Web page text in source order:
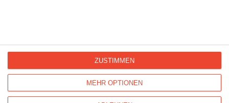
MEHR OPTIONEN
ZUSTIMMEN
Kisseo©